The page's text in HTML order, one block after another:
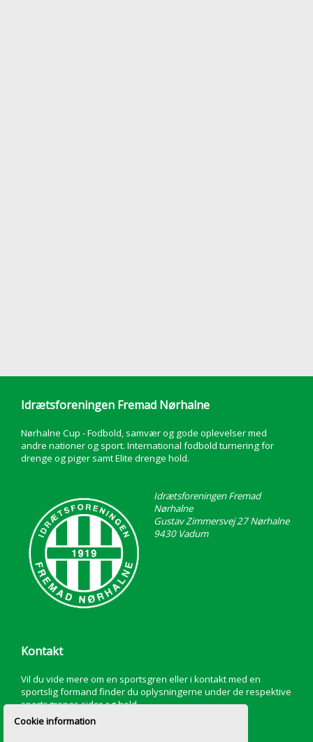
Idrætsforeningen Fremad Nørhalne
Nørhalne Cup - Fodbold, samvær og gode oplevelser med
andre nationer og sport. International fodbold turnering for
drenge og piger samt Elite drenge hold.
Idrætsforeningen Fremad
Nørhalne
Gustav Zimmersvej 27 Nørhalne
9430 Vadum
Kontakt
Vil du vide mere om en sportsgren eller i kontakt med en
sportslig formand finder du oplysningerne under de respektive
sportsgrenes sider og hold.
Cookie information